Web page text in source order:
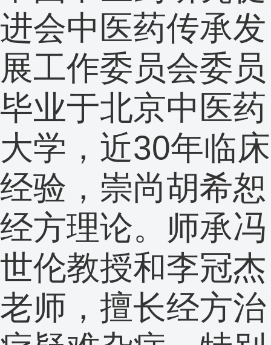
进会中医药传承发
展工作委员会委员
毕业于北京中医药
大学，近30年临床
经验，崇尚胡希恕
经方理论。师承冯
世伦教授和李冠杰
老师，擅长经方治